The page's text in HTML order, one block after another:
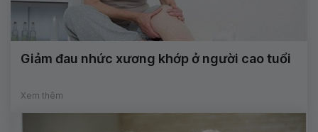
Giảm đau nhức xương khớp ở người cao tuổi
Xem thêm